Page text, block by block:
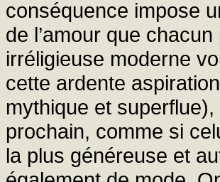
conséquence impose
de l’amour que
irréligieuse moderne
cette ardente
mythique et
prochain, comme si
la plus généreuse et